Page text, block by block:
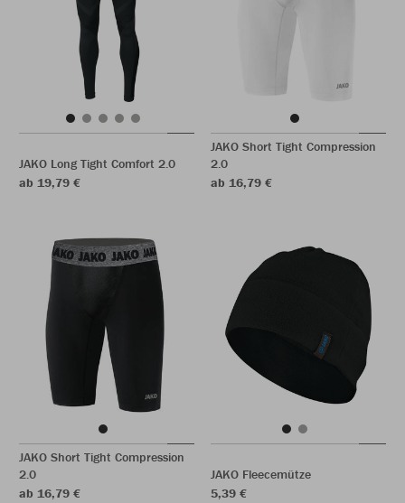
JAKO Long Tight Comfort 2.0
ab 19,79 €
JAKO Short Tight Compression
2.0
ab 16,79 €
JAKO Short Tight Compression
2.0
ab 16,79 €
JAKO Fleecemütze
5,39 €